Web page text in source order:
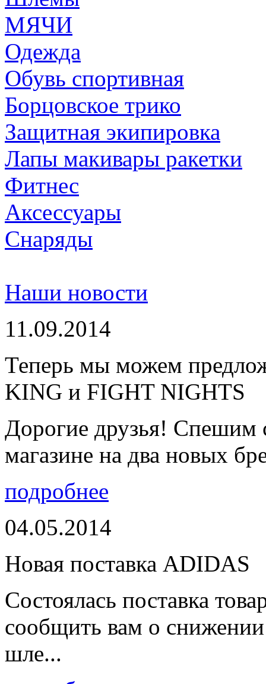
МЯЧИ
Одежда
Обувь спортивная
Борцовское трико
Защитная экипировка
Лапы макивары ракетки
Фитнес
Аксессуары
Снаряды
Наши новости
11.09.2014
Теперь мы можем
KING и FIGHT NIGHTS
Дорогие друзья! Спешим
магазине на два новых
подробнее
04.05.2014
Новая поставка ADIDAS
Состоялась поставка
сообщить вам о
шле...